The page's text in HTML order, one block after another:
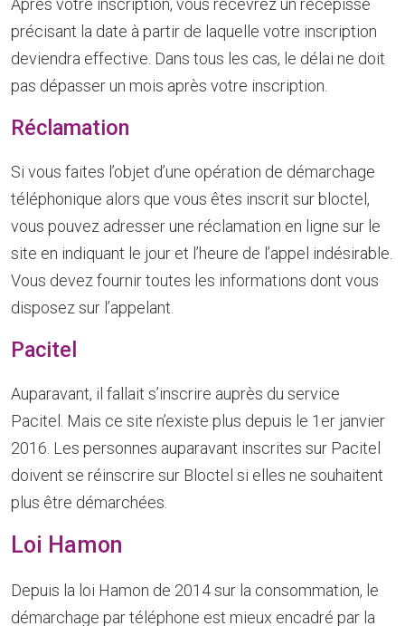
Après votre inscription, vous recevrez un récépissé
précisant la date à partir de laquelle votre inscription
deviendra effective. Dans tous les cas, le délai ne doit
pas dépasser un mois après votre inscription.
Réclamation
Si vous faites l’objet d’une opération de démarchage
téléphonique alors que vous êtes inscrit sur bloctel,
vous pouvez adresser une réclamation en ligne sur le
site en indiquant le jour et l’heure de l’appel indésirable.
Vous devez fournir toutes les informations dont vous
disposez sur l’appelant.
Pacitel
Auparavant, il fallait s’inscrire auprès du service
Pacitel. Mais ce site n’existe plus depuis le 1er janvier
2016. Les personnes auparavant inscrites sur Pacitel
doivent se réinscrire sur Bloctel si elles ne souhaitent
plus être démarchées.
Loi Hamon
Depuis la loi Hamon de 2014 sur la consommation, le
démarchage par téléphone est mieux encadré par la